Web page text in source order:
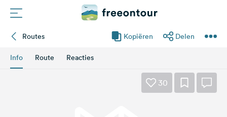
Routes Kopiëren Delen
Info Route Reacties
30